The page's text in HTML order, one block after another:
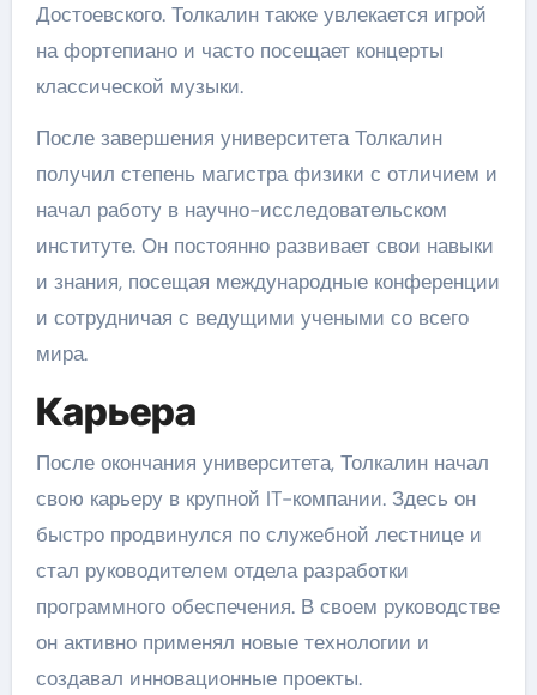
Достоевского. Толкалин также увлекается игрой
на фортепиано и часто посещает концерты
классической музыки.
После завершения университета Толкалин
получил степень магистра физики с отличием и
начал работу в научно-исследовательском
институте. Он постоянно развивает свои навыки
и знания, посещая международные конференции
и сотрудничая с ведущими учеными со всего
мира.
Карьера
После окончания университета, Толкалин начал
свою карьеру в крупной IT-компании. Здесь он
быстро продвинулся по служебной лестнице и
стал руководителем отдела разработки
программного обеспечения. В своем руководстве
он активно применял новые технологии и
создавал инновационные проекты.